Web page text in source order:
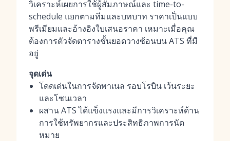
วิเคราะห์เผยการใช้ผู้สัมภาษณ์และ time-to-
schedule แยกตามทีมและบทบาท ราคาเป็นแบบ
พรีเมียมและอ้างอิงใบเสนอราคา เหมาะเมื่อคุณ
ต้องการตัวจัดตารางชั้นยอดวางซ้อนบน ATS ที่มี
อยู่
จุดเด่น
โดดเด่นในการจัดพาเนล รอบโรบิน เว้นระยะ
และโซนเวลา
ผสาน ATS ได้แข็งแรงและมีการวิเคราะห์ด้าน
การใช้ทรัพยากรและประสิทธิภาพการนัด
หมาย